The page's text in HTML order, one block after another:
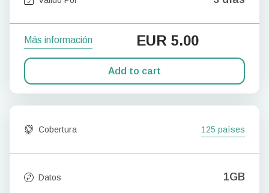
Más información EUR 5.00
Add to cart
Cobertura 125 países
Datos 1GB